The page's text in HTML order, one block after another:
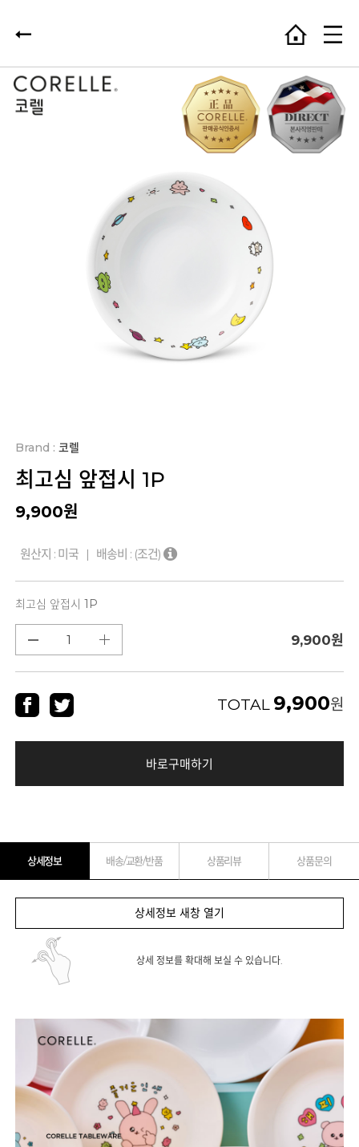
Brand : 코렐
최고심 앞접시 1P
9,900원
원산지 : 미국 | 배송비 : (조건)
최고심 앞접시 1P
9,900원
TOTAL 9,900원
바로구매하기
상세정보 배송/교환/반품 상품리뷰 상품문의
상세정보 새창 열기
상세 정보를 확대해 보실 수 있습니다.